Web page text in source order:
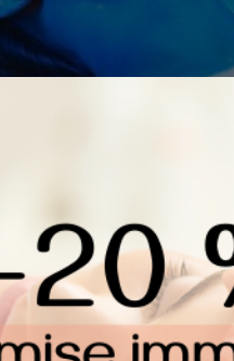
Lumixa
à la fois sur le